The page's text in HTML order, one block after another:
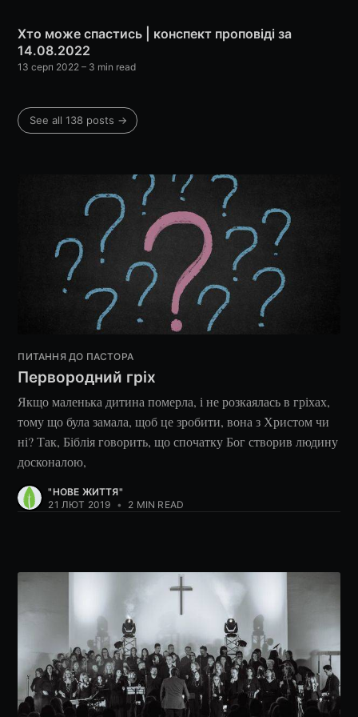
Хто може спастись | конспект проповіді за
14.08.2022
13 серп 2022 – 3 min read
See all 138 posts →
ПИТАННЯ ДО ПАСТОРА
Первородний гріх
Якщо маленька дитина померла, і не розкаялась в гріхах,
тому що була замала, щоб це зробити, вона з Христом чи
ні? Так, Біблія говорить, що спочатку Бог створив людину
досконалою,
"НОВЕ ЖИТТЯ"
21 ЛЮТ 2019 • 2 MIN READ